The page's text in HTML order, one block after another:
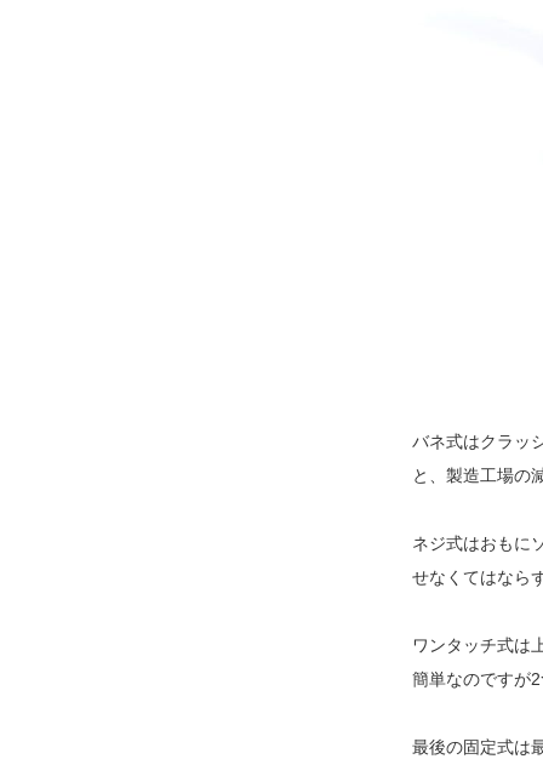
バネ式はクラッ
と、製造工場の
ネジ式はおもに
せなくてはなら
ワンタッチ式は
簡単なのですが
最後の固定式は